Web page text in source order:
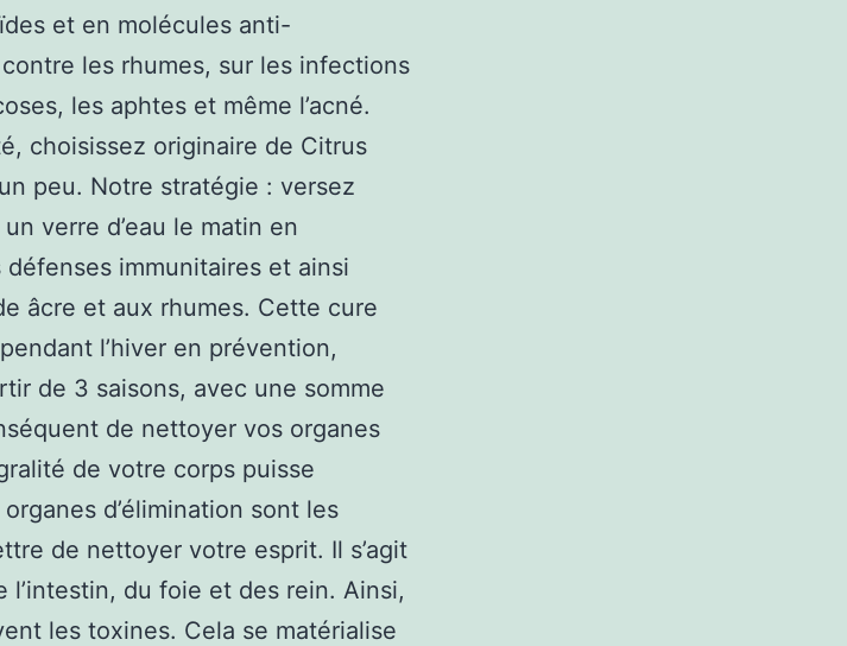
et en molécules anti-
les rhumes, sur les infections
les aphtes et même l’acné.
choisissez originaire de Citrus
peu. Notre stratégie : versez
verre d’eau le matin en
immunitaires et ainsi
âcre et aux rhumes. Cette cure
l’hiver en prévention,
de 3 saisons, avec une somme
de nettoyer vos organes
de votre corps puisse
d’élimination sont les
de nettoyer votre esprit. Il s’agit
l’intestin, du foie et des rein. Ainsi,
les toxines. Cela se matérialise